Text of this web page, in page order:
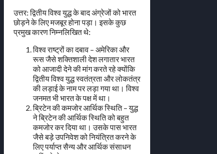
उत्तर: द्वितीय विश्व युद्ध के बाद अंग्रेजों को भारत
छोड़ने के लिए मजबूर होना पड़ा। इसके कुछ
प्रमुख कारण निम्नलिखित थे:
विश्व राष्ट्रों का दबाव – अमेरिका और
रूस जैसे शक्तिशाली देश लगातार भारत
को आजादी देने की मांग करते रहे क्योंकि
द्वितीय विश्व युद्ध स्वतंत्रता और लोकतंत्र
की लड़ाई के नाम पर लड़ा गया था। विश्व
जनमत भी भारत के पक्ष में था।
ब्रिटेन की कमजोर आर्थिक स्थिति – युद्ध
ने ब्रिटेन की आर्थिक स्थिति को बहुत
कमजोर कर दिया था। उसके पास भारत
जैसे बड़े उपनिवेश को नियंत्रित करने के
लिए पर्याप्त सैन्य और आर्थिक संसाधन